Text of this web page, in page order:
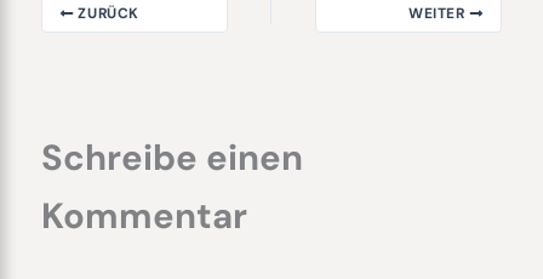
ZURÜCK WEITER
Schreibe einen
Kommentar